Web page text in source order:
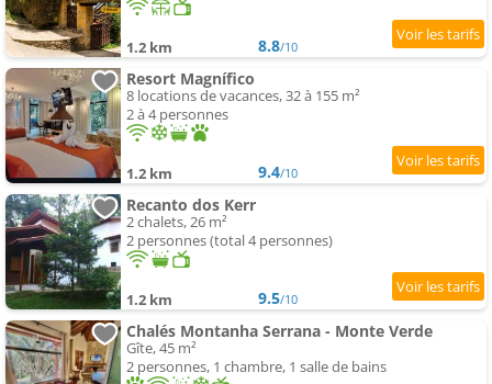
1.2 km 8.8/10
Resort Magnífico
8 locations de vacances, 32 à 155 m²
2 à 4 personnes
1.2 km 9.4/10
Recanto dos Kerr
2 chalets, 26 m²
2 personnes (total 4 personnes)
1.2 km 9.5/10
Chalés Montanha Serrana - Monte Verde
Gîte, 45 m²
2 personnes, 1 chambre, 1 salle de bains